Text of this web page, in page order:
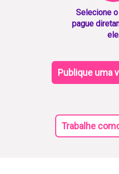
Selecione
pague
Publique uma
Trabalhe